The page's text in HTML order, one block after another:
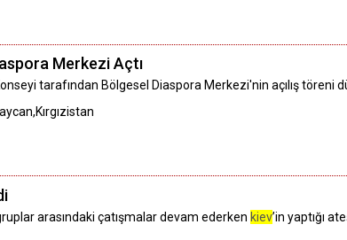
Merkezi Açtı
tarafından Bölgesel Diaspora Merkezi'nin açılış töreni
arasındaki çatışmalar devam ederken kiev’in yaptığı